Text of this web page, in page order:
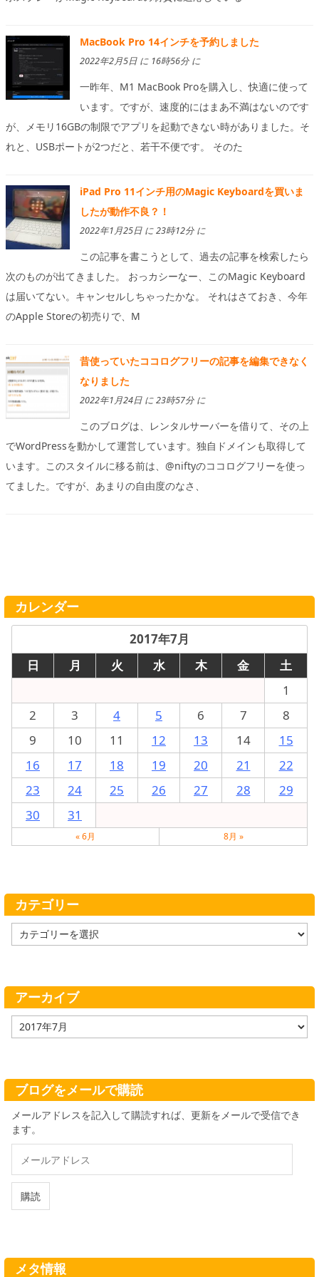
MacBook Pro 14インチを予約しました
2022年2月5日 に 16時56分 に
一昨年、M1 MacBook Proを購入し、快適に使って
います。ですが、速度的にはまあ不満はないのです
が、メモリ16GBの制限でアプリを起動できない時がありました。そ
れと、USBポートが2つだと、若干不便です。 そのた
iPad Pro 11インチ用のMagic Keyboardを買いま
したが動作不良？！
2022年1月25日 に 23時12分 に
この記事を書こうとして、過去の記事を検索したら
次のものが出てきました。 おっカシーなー、このMagic Keyboard
は届いてない。キャンセルしちゃったかな。 それはさておき、今年
のApple Storeの初売りで、M
昔使っていたココログフリーの記事を編集できなく
なりました
2022年1月24日 に 23時57分 に
このブログは、レンタルサーバーを借りて、その上
でWordPressを動かして運営しています。独自ドメインも取得して
います。このスタイルに移る前は、@niftyのココログフリーを使っ
てました。ですが、あまりの自由度のなさ、
カレンダー
2017年7月
日
月 火 水 木 金
土
1
2
3 4 5 6 7
8
9
10 11 12 13 14
15
16
17 18 19 20 21
22
23
24 25 26 27 28
29
30
31
« 6月 8月 »
カテゴリー
テ
ー
アーカイブ
ア
ー
ブ
ブログをメールで購読
メールアドレスを記入して購読すれば、更新をメールで受信でき
ます。
ル
ド
購読
メタ情報